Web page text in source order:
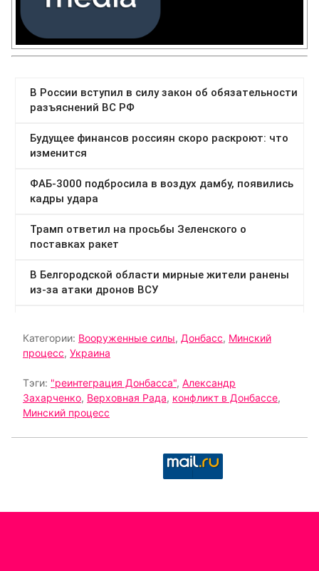
Категории: Вооруженные силы, Донбасс, Минский
процесс, Украина
Тэги: "реинтеграция Донбасса", Александр
Захарченко, Верховная Рада, конфликт в Донбассе,
Минский процесс